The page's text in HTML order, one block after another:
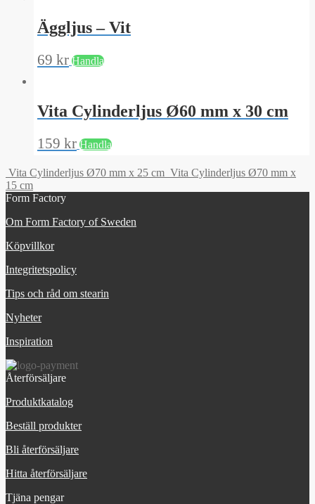
Äggljus – Vit
69 kr Handla
Vita Cylinderljus Ø60 mm x 30 cm
159 kr Handla
Vita Cylinderljus Ø70 mm x 25 cm Vita Cylinderljus Ø70 mm x
15 cm
Form Factory
Om Form Factory of Sweden
Köpvillkor
Integritetspolicy
Tips och råd om stearin
Nyheter
Inspiration
Återförsäljare
Produktkatalog
Beställ produkter
Bli återförsäljare
Hitta återförsäljare
Tjäna pengar